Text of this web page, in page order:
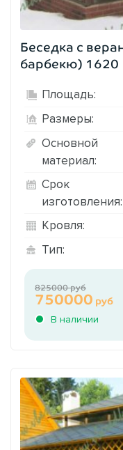
Беседка с
барбекю) 1620
Площадь:
Размеры:
Основной
материал:
Срок
изготовления:
Кровля:
Тип:
В наличии
750000 руб
825000 руб